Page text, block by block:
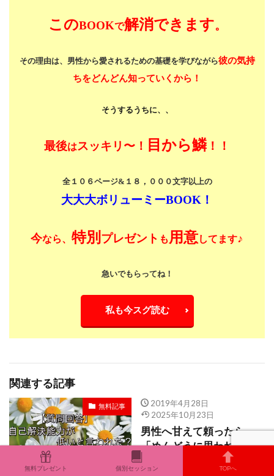
このBOOKで解消できます。
その理由は、男性から愛されるための基礎を学びながら彼の気持
ちをどんどん知っていくから！
そうするうちに、、
最後はスッキリ〜！ 目から鱗！！
全１０６ページ&１８，０００文字以上の
大大大ボリューミーBOOK！
今なら、 特別 プレゼント も 用意してます♪
急いでもらってね！
私も今スグ読む
関連する記事
無料記事
2019年4月28日
2025年10月23日
男性へ甘えて頼ったら
「めんどうに思われた」
よくある原因
無料プレゼント 個別セッション TOPへ